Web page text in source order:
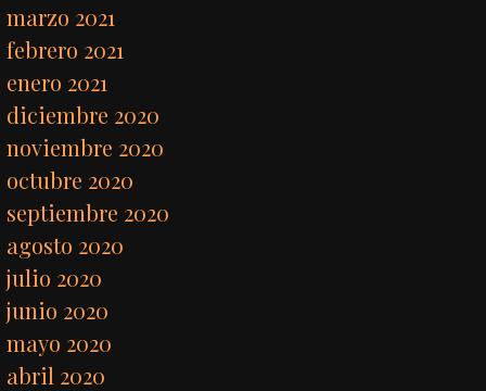
marzo 2021
febrero 2021
enero 2021
diciembre 2020
noviembre 2020
octubre 2020
septiembre 2020
agosto 2020
julio 2020
junio 2020
mayo 2020
abril 2020